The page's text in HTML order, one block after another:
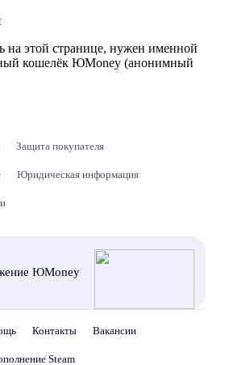
на этой странице, нужен именной
кошелёк ЮMoney (анонимный
Защита покупателя
Юридическая информация
ЮMoney
Контакты Вакансии
Steam